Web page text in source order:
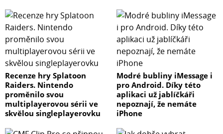
Recenze hry Splatoon
Raiders. Nintendo
proměnilo svou
multiplayerovou sérii ve
skvělou singleplayerovku
Modré bubliny iMessage i
pro Android. Díky této
aplikaci už jablíčkáři
nepoznají, že nemáte
iPhone